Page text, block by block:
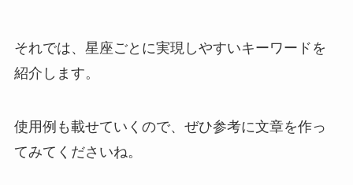
それでは、星座ごとに実現しやすいキーワードを
紹介します。
使用例も載せていくので、ぜひ参考に文章を作っ
てみてくださいね。